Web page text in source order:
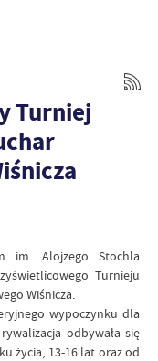
Turniej
im. Alojzego Stochla
Turnieju
Wiśnicza.
wypoczynku dla
odbywała się
życia, 13-16 lat oraz od